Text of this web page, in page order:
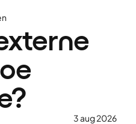
3 aug 2026